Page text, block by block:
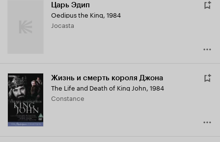
Царь Эдип
Oedipus the King, 1984
Jocasta
Жизнь и смерть короля Джона
The Life and Death of King John, 1984
Constance